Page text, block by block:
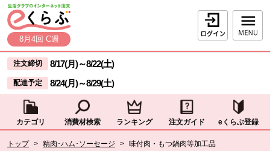
ページの先頭です。
本文へジャンプする。
8月4回 C週
ログイン
ここからサイト内共通メニューです。
サイト内共通メニューをスキップする
注文締切 8/17(月)～8/22(土)
配達予定 8/24(月)～8/29(土)
カテゴリ 消費材検索 ランキング 注文ガイド eくらぶ登録
トップ > 精肉･ハム･ソーセージ > 味付肉・もつ鍋肉等加工品